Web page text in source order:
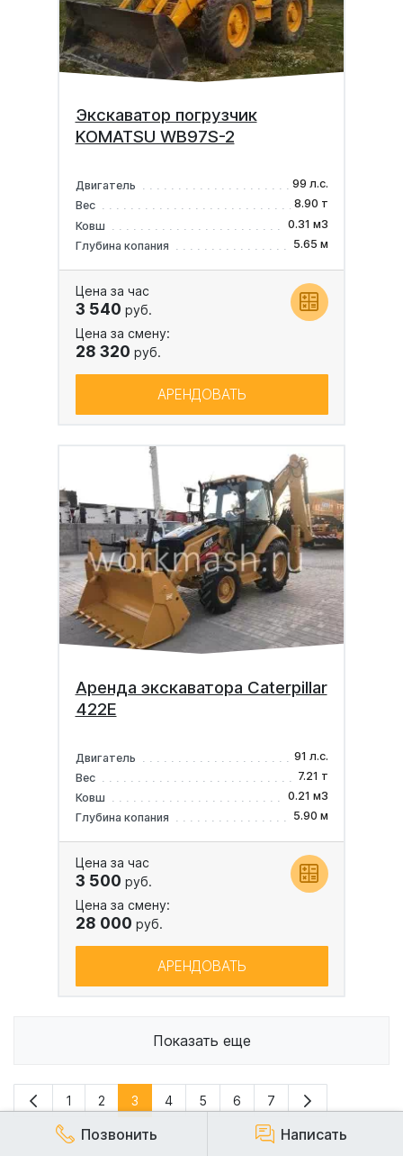
Экскаватор погрузчик
KOMATSU WB97S-2
Двигатель
99 л.с.
Вес
8.90 т
Ковш
0.31 м3
Глубина копания
5.65 м
Цена за час
3 540 руб.
Цена за смену:
28 320 руб.
АРЕНДОВАТЬ
Аренда экскаватора Caterpillar
422E
Двигатель
91 л.с.
Вес
7.21 т
Ковш
0.21 м3
Глубина копания
5.90 м
Цена за час
3 500 руб.
Цена за смену:
28 000 руб.
АРЕНДОВАТЬ
Показать еще
1 2 3 4 5 6 7
Позвонить Написать